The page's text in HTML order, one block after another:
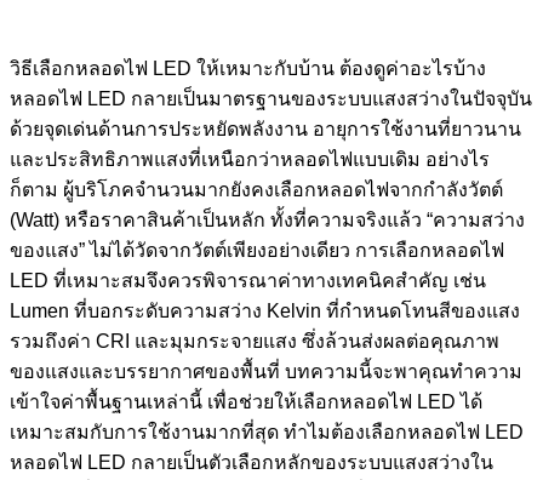
วิธีเลือกหลอดไฟ LED ให้เหมาะกับบ้าน ต้องดูค่าอะไรบ้าง
หลอดไฟ LED กลายเป็นมาตรฐานของระบบแสงสว่างในปัจจุบัน
ด้วยจุดเด่นด้านการประหยัดพลังงาน อายุการใช้งานที่ยาวนาน
และประสิทธิภาพแสงที่เหนือกว่าหลอดไฟแบบเดิม อย่างไร
ก็ตาม ผู้บริโภคจำนวนมากยังคงเลือกหลอดไฟจากกำลังวัตต์
(Watt) หรือราคาสินค้าเป็นหลัก ทั้งที่ความจริงแล้ว “ความสว่าง
ของแสง” ไม่ได้วัดจากวัตต์เพียงอย่างเดียว การเลือกหลอดไฟ
LED ที่เหมาะสมจึงควรพิจารณาค่าทางเทคนิคสำคัญ เช่น
Lumen ที่บอกระดับความสว่าง Kelvin ที่กำหนดโทนสีของแสง
รวมถึงค่า CRI และมุมกระจายแสง ซึ่งล้วนส่งผลต่อคุณภาพ
ของแสงและบรรยากาศของพื้นที่ บทความนี้จะพาคุณทำความ
เข้าใจค่าพื้นฐานเหล่านี้ เพื่อช่วยให้เลือกหลอดไฟ LED ได้
เหมาะสมกับการใช้งานมากที่สุด ทำไมต้องเลือกหลอดไฟ LED
หลอดไฟ LED กลายเป็นตัวเลือกหลักของระบบแสงสว่างใน